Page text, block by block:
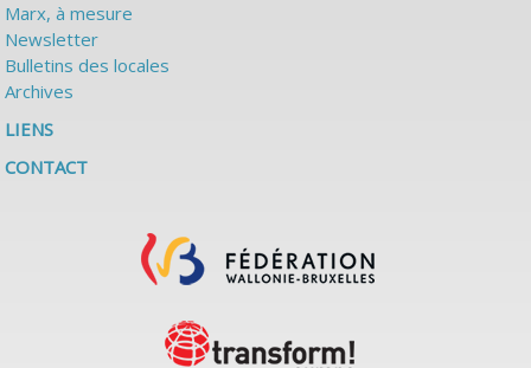
Marx, à mesure
Newsletter
Bulletins des locales
Archives
LIENS
CONTACT